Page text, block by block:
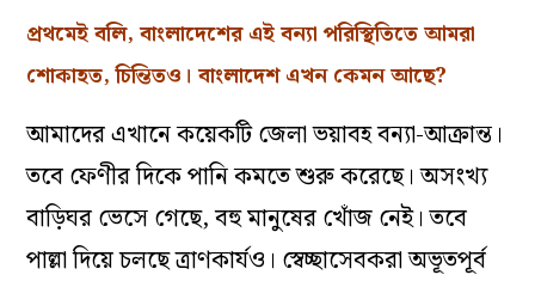
প্রথমেই বলি, বাংলাদেশের এই বন্যা পরিস্থিতিতে আমরা
শোকাহত, চিন্তিতও। বাংলাদেশ এখন কেমন আছে?
আমাদের এখানে কয়েকটি জেলা ভয়াবহ বন্যা-আক্রান্ত।
তবে ফেণীর দিকে পানি কমতে শুরু করেছে। অসংখ্য
বাড়িঘর ভেসে গেছে, বহু মানুষের খোঁজ নেই। তবে
পাল্লা দিয়ে চলছে ত্রাণকার্যও। স্বেচ্ছাসেবকরা অভূতপূর্ব